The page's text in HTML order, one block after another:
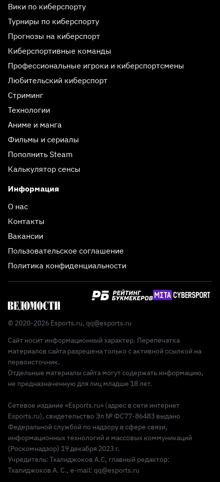
Вики по киберспорту
Турниры по киберспорту
Прогнозы на киберспорт
Киберспортивные команды
Профессиональные игроки и киберспортсмены
Любительский киберспорт
Стриминг
Технологии
Аниме и манга
Фильмы и сериалы
Пополнить Steam
Калькулятор сенсы
Информация
О нас
Контакты
Вакансии
Пользовательское соглашение
Политика конфиденциальности
© 2020-2026 Esports.ru, qq@esports.ru
Сайт носит информационный характер. Перепечатка
материалов сайта разрешена только с активной ссылкой на
первоисточник.
Отдельные материалы сайта могут содержать информацию,
не предназначенную для лиц младше 18 лет.
Сетевое издание «Esports.ru» (адрес в сети интернет
Esports.ru), свидетельство Эл № ФС77-86483 выдано
Федеральной службой по надзору в сфере связи,
информационных технологий и массовых коммуникаций
(Роскомнадзор) 19 декабря 2023 г.
Учредитель: Тхалиджоков А.С, главный редактор:
Тхалиджоков А. С., e-mail: qq@esports.ru